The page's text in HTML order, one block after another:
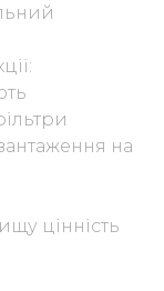
на
цінність